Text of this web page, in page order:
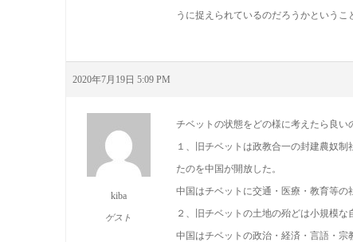
うに捉えられているのだろうかというこ
2020年7月19日 5:09 PM
kiba
ゲスト
チベットの状態をどの様に考えたら良い
１、旧チベットは政教合一の封建農奴
たのを中国が開放した。
中国はチベットに交通・医療・教育等の
２、旧チベットの土地の殆どは小規模
中国はチベットの政治・経済・言語・宗